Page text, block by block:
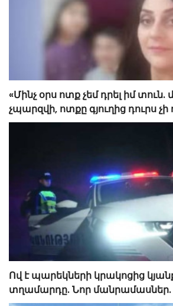
«Մինչ օրս ոտք չեմ դրել իմ
չպարզվի, ոտքը գյուղից դուրս չի
Ով է պարեկների կրակոցից
տղամարդը. Նոր մանրամասներ.